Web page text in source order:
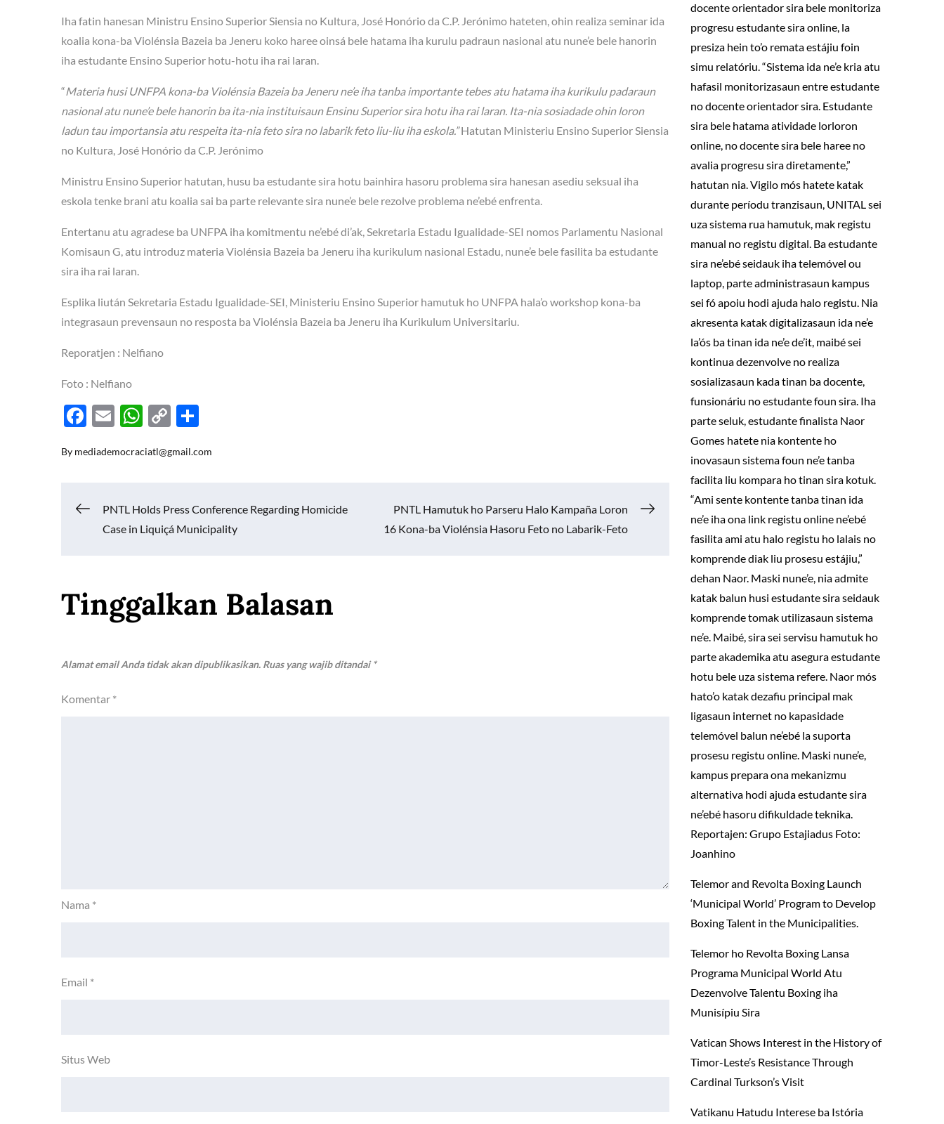
Iha fatin hanesan Ministru Ensino Superior Siensia no Kultura, José Honório da C.P. Jerónimo hateten, ohin realiza seminar ida
koalia kona-ba Violénsia Bazeia ba Jeneru koko haree oinsá bele hatama iha kurulu padraun nasional atu nune’e bele hanorin
iha estudante Ensino Superior hotu-hotu iha rai laran.
“Materia husi UNFPA kona-ba Violénsia Bazeia ba Jeneru ne’e iha tanba importante tebes atu hatama iha kurikulu padaraun
nasional atu nune’e bele hanorin ba ita-nia instituisaun Ensinu Superior sira hotu iha rai laran. Ita-nia sosiadade ohin loron
ladun tau importansia atu respeita ita-nia feto sira no labarik feto liu-liu iha eskola.”Hatutan Ministeriu Ensino Superior Siensia
no Kultura, José Honório da C.P. Jerónimo
Ministru Ensino Superior hatutan, husu ba estudante sira hotu bainhira hasoru problema sira hanesan asediu seksual iha
eskola tenke brani atu koalia sai ba parte relevante sira nune’e bele rezolve problema ne’ebé enfrenta.
Entertanu atu agradese ba UNFPA iha komitmentu ne’ebé di’ak, Sekretaria Estadu Igualidade-SEI nomos Parlamentu Nasional
Komisaun G, atu introduz materia Violénsia Bazeia ba Jeneru iha kurikulum nasional Estadu, nune’e bele fasilita ba estudante
sira iha rai laran.
Esplika liután Sekretaria Estadu Igualidade-SEI, Ministeriu Ensino Superior hamutuk ho UNFPA hala’o workshop kona-ba
integrasaun prevensaun no resposta ba Violénsia Bazeia ba Jeneru iha Kurikulum Universitariu.
Reporatjen : Nelfiano
Foto : Nelfiano
F
e
o
E
ail
W
at
A
p
C
p
Li
n
ar
By mediademocraciatl@gmail.com
Navigasi
PNTL Holds Press Conference Regarding Homicide
Case in Liquiçá Municipality
PNTL Hamutuk ho Parseru Halo Kampaña Loron
16 Kona-ba Violénsia Hasoru Feto no Labarik-Feto
Tinggalkan Balasan
Alamat email Anda tidak akan dipublikasikan. Ruas yang wajib ditandai*
Komentar *
Nama *
Email *
Situs Web
docente orientador sira bele monitoriza
progresu estudante sira online, la
presiza hein to’o remata estájiu foin
simu relatóriu. “Sistema ida ne’e kria atu
hafasil monitorizasaun entre estudante
no docente orientador sira. Estudante
sira bele hatama atividade lorloron
online, no docente sira bele haree no
avalia progresu sira diretamente,”
hatutan nia. Vigilo mós hatete katak
durante períodu tranzisaun, UNITAL sei
uza sistema rua hamutuk, mak registu
manual no registu digital. Ba estudante
sira ne’ebé seidauk iha telemóvel ou
laptop, parte administrasaun kampus
sei fó apoiu hodi ajuda halo registu. Nia
akresenta katak digitalizasaun ida ne’e
la’ós ba tinan ida ne’e de’it, maibé sei
kontinua dezenvolve no realiza
sosializasaun kada tinan ba docente,
funsionáriu no estudante foun sira. Iha
parte seluk, estudante finalista Naor
Gomes hatete nia kontente ho
inovasaun sistema foun ne’e tanba
facilita liu kompara ho tinan sira kotuk.
“Ami sente kontente tanba tinan ida
ne’e iha ona link registu online ne’ebé
fasilita ami atu halo registu ho lalais no
komprende diak liu prosesu estájiu,”
dehan Naor. Maski nune’e, nia admite
katak balun husi estudante sira seidauk
komprende tomak utilizasaun sistema
ne’e. Maibé, sira sei servisu hamutuk ho
parte akademika atu asegura estudante
hotu bele uza sistema refere. Naor mós
hato’o katak dezafiu principal mak
ligasaun internet no kapasidade
telemóvel balun ne’ebé la suporta
prosesu registu online. Maski nune’e,
kampus prepara ona mekanizmu
alternativa hodi ajuda estudante sira
ne’ebé hasoru difikuldade teknika.
Reportajen: Grupo Estajiadus Foto:
Joanhino
Telemor and Revolta Boxing Launch
‘Municipal World’ Program to Develop
Boxing Talent in the Municipalities.
Telemor ho Revolta Boxing Lansa
Programa Municipal World Atu
Dezenvolve Talentu Boxing iha
Munisípiu Sira
Vatican Shows Interest in the History of
Timor-Leste’s Resistance Through
Cardinal Turkson’s Visit
Vatikanu Hatudu Interese ba Istória